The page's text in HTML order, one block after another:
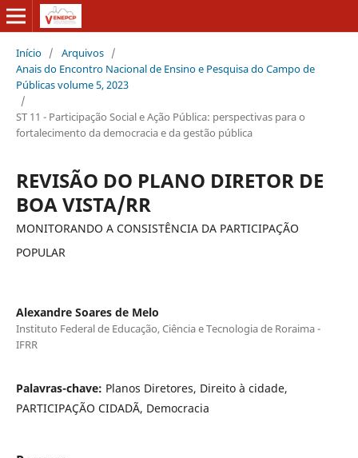
Início / Arquivos /
Anais do Encontro Nacional de Ensino e Pesquisa do Campo de
Públicas volume 5, 2023
/
ST 11 - Participação Social e Ação Pública: perspectivas para o
fortalecimento da democracia e da gestão pública
REVISÃO DO PLANO DIRETOR DE
BOA VISTA/RR
MONITORANDO A CONSISTÊNCIA DA PARTICIPAÇÃO
POPULAR
Alexandre Soares de Melo
Instituto Federal de Educação, Ciência e Tecnologia de Roraima -
IFRR
Palavras-chave: Planos Diretores, Direito à cidade,
PARTICIPAÇÃO CIDADÃ, Democracia